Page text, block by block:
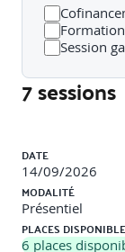
Les
risque
Les moyens de
L’intervention
naturelles, etc…).
Session
7 sessions
DATE
14/09/2026
MODALITÉ
Présentiel
PLACES
6 places